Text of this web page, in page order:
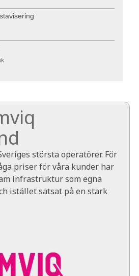
största operatörer. För
priser för våra kunder har
infrastruktur som egna
istället satsat på en stark